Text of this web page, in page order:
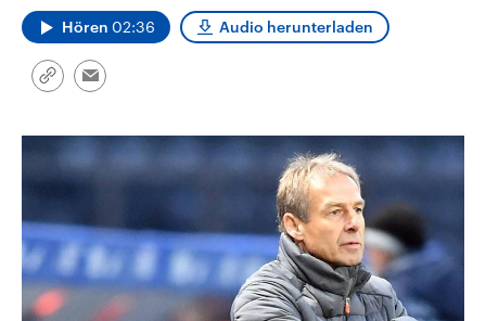
CDU, SPD und FDP regiert.-
Umfragen, Prognosen,
Wahlprogramme, aktuelle Berichte
und Hintergründe zu den Parteien
und Kandidaten der anstehenden
Wahl.
aktuelle Weltgeschehen.
Sendungen
Hören 02:36 Audio herunterladen
Link
Email